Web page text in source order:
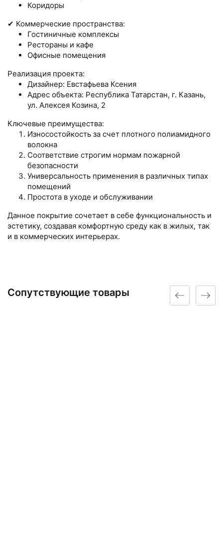
Коридоры
✔ Коммерческие пространства:
Гостиничные комплексы
Рестораны и кафе
Офисные помещения
Реализация проекта:
Дизайнер: Евстафьева Ксения
Адрес объекта: Республика Татарстан, г. Казань,
ул. Алексея Козина, 2
Ключевые преимущества:
Износостойкость за счет плотного полиамидного
волокна
Соответствие строгим нормам пожарной
безопасности
Универсальность применения в различных типах
помещений
Простота в уходе и обслуживании
Данное покрытие сочетает в себе функциональность и
эстетику, создавая комфортную среду как в жилых, так
и в коммерческих интерьерах.
Сопутствующие товары